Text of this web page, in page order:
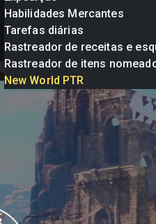
Habilidades Mercantes
Tarefas diárias
Rastreador de receitas e
Rastreador de itens
New World PTR